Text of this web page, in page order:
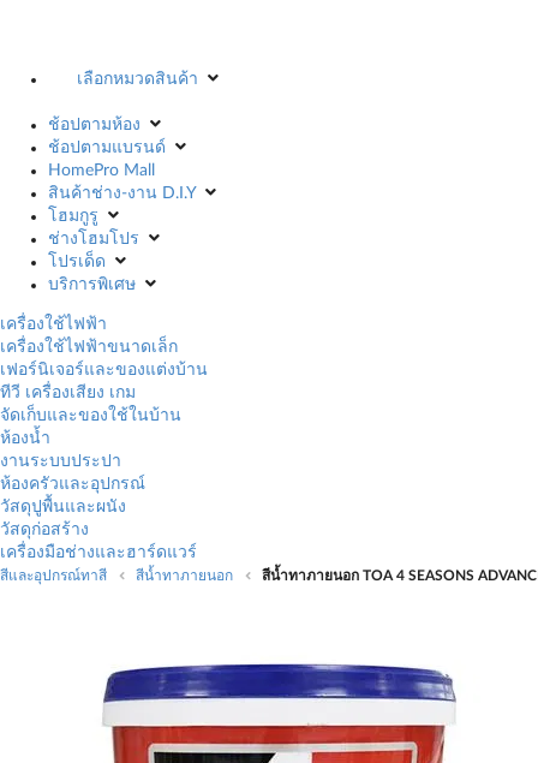
เลือกหมวดสินค้า
ช้อปตามห้อง
ช้อปตามแบรนด์
HomePro Mall
สินค้าช่าง-งาน D.I.Y
โฮมกูรู
ช่างโฮมโปร
โปรเด็ด
บริการพิเศษ
เครื่องใช้ไฟฟ้า
เครื่องใช้ไฟฟ้าขนาดเล็ก
เฟอร์นิเจอร์และของแต่งบ้าน
ทีวี เครื่องเสียง เกม
จัดเก็บและของใช้ในบ้าน
ห้องน้ำ
งานระบบประปา
ห้องครัวและอุปกรณ์
วัสดุปูพื้นและผนัง
วัสดุก่อสร้าง
เครื่องมือช่างและฮาร์ดแวร์
สีและอุปกรณ์ทาสี สีน้ำทาภายนอก สีน้ำทาภายนอก TOA 4 SEASONS